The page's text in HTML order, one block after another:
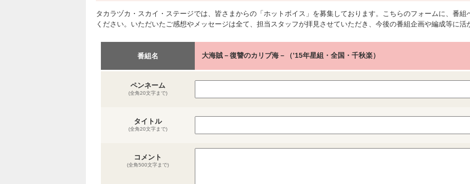
タカラヅカ・スカイ・ステージでは、皆さまからの「ホットボイス」を募集しております。こちらのフォームに、番
ください。いただいたご感想やメッセージは全て、担当スタッフが拝見させていただき、今後の番組企画や編成等に活
番組名 大海賊－復讐のカリブ海－（’15年星組・全国・千秋楽）
ペンネーム
(全角20文字まで)
タイトル
(全角20文字まで)
コメント
(全角500文字まで)